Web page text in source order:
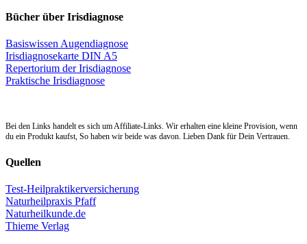
Bücher über Irisdiagnose
Basiswissen Augendiagnose
Irisdiagnosekarte DIN A5
Repertorium der Irisdiagnose
Praktische Irisdiagnose
Bei den Links handelt es sich um Affiliate-Links. Wir erhalten eine kleine Provision, wenn
du ein Produkt kaufst, So haben wir beide was davon. Lieben Dank für Dein Vertrauen.
Quellen
Test-Heilpraktikerversicherung
Naturheilpraxis Pfaff
Naturheilkunde.de
Thieme Verlag